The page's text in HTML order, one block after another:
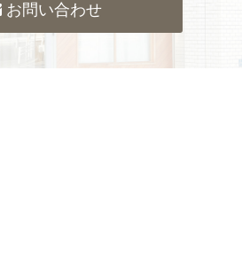
お問い合わせ